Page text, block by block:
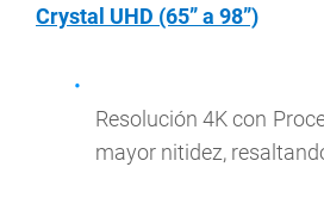
Crystal UHD (65” a 98”)
Resolución 4K con
mayor nitidez,